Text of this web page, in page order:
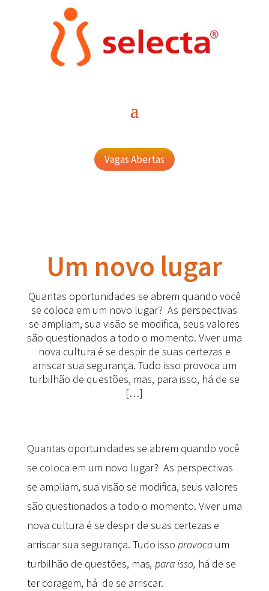
Vagas Abertas
Um novo lugar
Quantas oportunidades se abrem quando você
se coloca em um novo lugar? As perspectivas
se ampliam, sua visão se modifica, seus valores
são questionados a todo o momento. Viver uma
nova cultura é se despir de suas certezas e
arriscar sua segurança. Tudo isso provoca um
turbilhão de questões, mas, para isso, há de se
[…]
Quantas oportunidades se abrem quando você
se coloca em um novo lugar? As perspectivas
se ampliam, sua visão se modifica, seus valores
são questionados a todo o momento. Viver uma
nova cultura é se despir de suas certezas e
arriscar sua segurança. Tudo isso provocaum
turbilhão de questões, mas, para isso, há de se
ter coragem, há de se arriscar.